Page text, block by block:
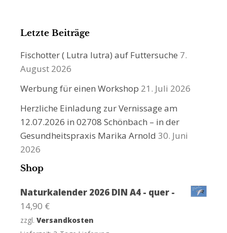
Letzte Beiträge
Fischotter ( Lutra lutra) auf Futtersuche 7.
August 2026
Werbung für einen Workshop 21. Juli 2026
Herzliche Einladung zur Vernissage am
12.07.2026 in 02708 Schönbach – in der
Gesundheitspraxis Marika Arnold 30. Juni
2026
Shop
Naturkalender 2026 DIN A4 - quer -
14,90 €
zzgl. Versandkosten